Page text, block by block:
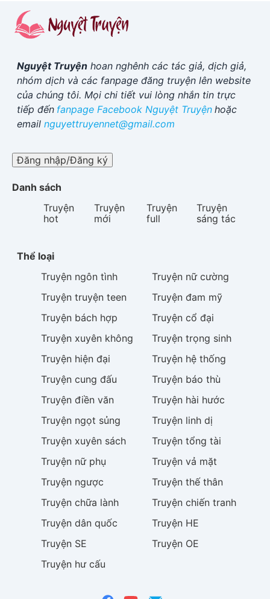
Nguyệt Truyện hoan nghênh các tác giả, dịch giả,
nhóm dịch và các fanpage đăng truyện lên website
của chúng tôi. Mọi chi tiết vui lòng nhắn tin trực
tiếp đến fanpage Facebook Nguyệt Truyện hoặc
email nguyettruyennet@gmail.com
Đăng nhập/Đăng ký
Danh sách
Truyện
hot
Truyện
mới
Truyện
full
Truyện
sáng tác
Thể loại
Truyện ngôn tình Truyện nữ cường
Truyện truyện teen Truyện đam mỹ
Truyện bách hợp Truyện cổ đại
Truyện xuyên không Truyện trọng sinh
Truyện hiện đại Truyện hệ thống
Truyện cung đấu Truyện báo thù
Truyện điền văn Truyện hài hước
Truyện ngọt sủng Truyện linh dị
Truyện xuyên sách Truyện tổng tài
Truyện nữ phụ Truyện vả mặt
Truyện ngược Truyện thế thân
Truyện chữa lành Truyện chiến tranh
Truyện dân quốc Truyện HE
Truyện SE Truyện OE
Truyện hư cấu